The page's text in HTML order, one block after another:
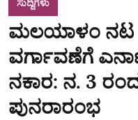
ಸುದ್ದಿಗಳು
ಮಲಯಾಳಂ ನಟ
ವರ್ಗಾವಣೆಗೆ
ನಕಾರ: ನ. 3
ಪುನರಾರಂಭ